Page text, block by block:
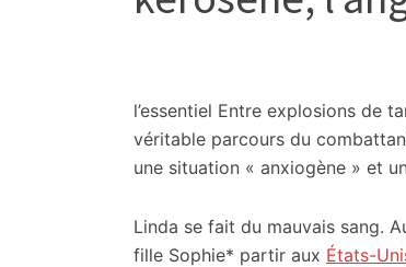
initiatives
citoyennes
l’essentiel Entre explosions de
véritable parcours du
une situation « anxiogène » et
Linda se fait du mauvais sang.
fille Sophie* partir aux États-